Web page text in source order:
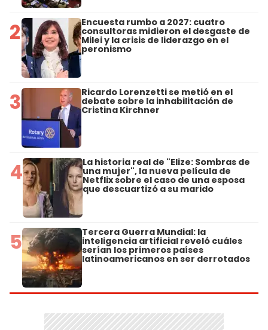
2 Encuesta rumbo a 2027: cuatro
consultoras midieron el desgaste de
Milei y la crisis de liderazgo en el
peronismo
3 Ricardo Lorenzetti se metió en el
debate sobre la inhabilitación de
Cristina Kirchner
4 La historia real de "Elize: Sombras de
una mujer", la nueva película de
Netflix sobre el caso de una esposa
que descuartizó a su marido
5 Tercera Guerra Mundial: la
inteligencia artificial reveló cuáles
serían los primeros países
latinoamericanos en ser derrotados